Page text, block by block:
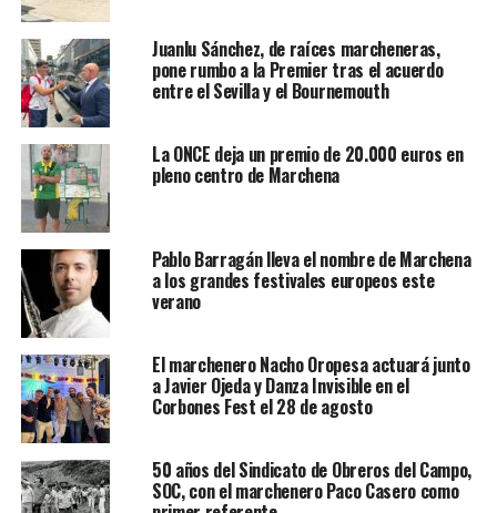
Juanlu Sánchez, de raíces marcheneras,
pone rumbo a la Premier tras el acuerdo
entre el Sevilla y el Bournemouth
La ONCE deja un premio de 20.000 euros en
pleno centro de Marchena
Pablo Barragán lleva el nombre de Marchena
a los grandes festivales europeos este
verano
El marchenero Nacho Oropesa actuará junto
a Javier Ojeda y Danza Invisible en el
Corbones Fest el 28 de agosto
50 años del Sindicato de Obreros del Campo,
SOC, con el marchenero Paco Casero como